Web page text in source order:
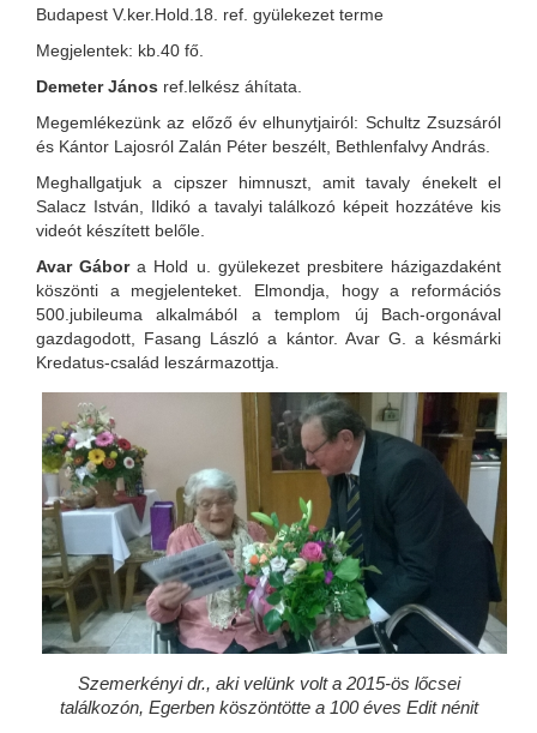
Budapest V.ker.Hold.18. ref. gyülekezet terme
Megjelentek: kb.40 fő.
Demeter János ref.lelkész áhítata.
Megemlékezünk az előző év elhunytjairól: Schultz Zsuzsáról
és Kántor Lajosról Zalán Péter beszélt, Bethlenfalvy András.
Meghallgatjuk a cipszer himnuszt, amit tavaly énekelt el
Salacz István, Ildikó a tavalyi találkozó képeit hozzátéve kis
videót készített belőle.
Avar Gábora Hold u. gyülekezet presbitere házigazdaként
köszönti a megjelenteket. Elmondja, hogy a reformációs
500.jubileuma alkalmából a templom új Bach-orgonával
gazdagodott, Fasang László a kántor. Avar G. a késmárki
Kredatus-család leszármazottja.
Szemerkényi dr., aki velünk volt a 2015-ös lőcsei
találkozón, Egerben köszöntötte a 100 éves Edit nénit